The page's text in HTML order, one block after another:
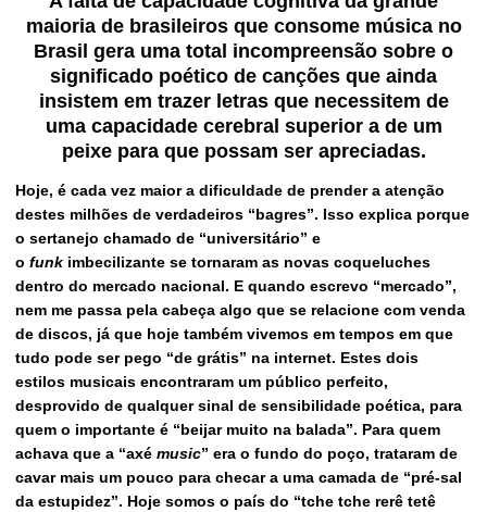
maioria de brasileiros que consome música no
Brasil gera uma total incompreensão sobre o
significado poético de canções que ainda
insistem em trazer letras que necessitem de
uma capacidade cerebral superior a de um
peixe para que possam ser apreciadas.
Hoje, é cada vez maior a dificuldade de prender a atenção
destes milhões de verdadeiros “bagres”. Isso explica porque
o sertanejo chamado de “universitário” e
ofunk imbecilizante se tornaram as novas coqueluches
dentro do mercado nacional. E quando escrevo “mercado”,
nem me passa pela cabeça algo que se relacione com venda
de discos, já que hoje também vivemos em tempos em que
tudo pode ser pego “de grátis” na internet. Estes dois
estilos musicais encontraram um público perfeito,
desprovido de qualquer sinal de sensibilidade poética, para
quem o importante é “beijar muito na balada”. Para quem
achava que a “axémusic” era o fundo do poço, trataram de
cavar mais um pouco para checar a uma camada de “pré-sal
da estupidez”. Hoje somos o país do “tche tche rerê tetê